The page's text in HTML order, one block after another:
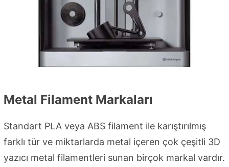
Metal Filament Markaları
Standart PLA veya ABS filament ile karıştırılmış
farklı tür ve miktarlarda metal içeren çok çeşitli 3D
yazıcı metal filamentleri sunan birçok markal vardır.